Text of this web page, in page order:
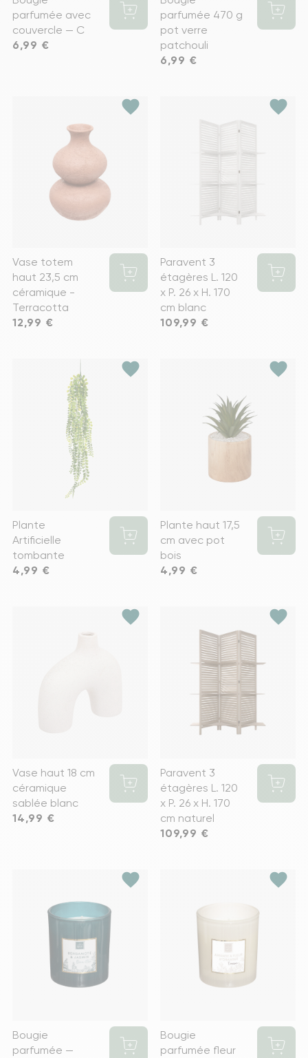
parfumée avec
couvercle — C
Prix
6,99 €
parfumée 470 g
pot verre
patchouli
Prix
6,99 €
favorite
Vase totem
haut 23,5 cm
céramique -
Terracotta
Prix
12,99 €
favorite
Paravent 3
étagères L. 120
x P. 26 x H. 170
cm blanc
Prix
109,99 €
favorite
Plante
Artificielle
tombante
Prix
4,99 €
favorite
Plante haut 17,5
cm avec pot
bois
Prix
4,99 €
favorite
Vase haut 18 cm
céramique
sablée blanc
Prix
14,99 €
favorite
Paravent 3
étagères L. 120
x P. 26 x H. 170
cm naturel
Prix
109,99 €
favorite
Bougie
parfumée —
favorite
Bougie
parfumée fleur